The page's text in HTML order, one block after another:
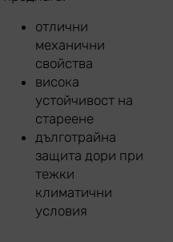
отлични
механични
свойства
висока
устойчивост на
стареене
дълготрайна
защита дори при
тежки
климатични
условия